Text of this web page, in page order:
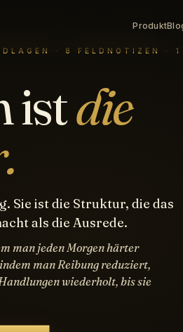
Produkt
· 8 FELDNOTIZEN · 1
istdie
Sie ist die Struktur, die das
als die Ausrede.
man jeden Morgen härter
man Reibung reduziert,
wiederholt, bis sie